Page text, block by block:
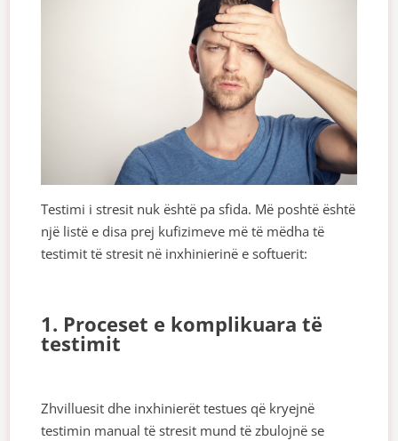
Testimi i stresit nuk është pa sfida. Më poshtë është
një listë e disa prej kufizimeve më të mëdha të
testimit të stresit në inxhinierinë e softuerit:
1. Proceset e komplikuara të
testimit
Zhvilluesit dhe inxhinierët testues që kryejnë
testimin manual të stresit mund të zbulojnë se